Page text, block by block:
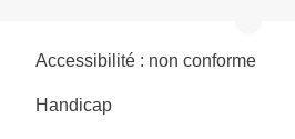
Accessibilité : non conforme
Handicap